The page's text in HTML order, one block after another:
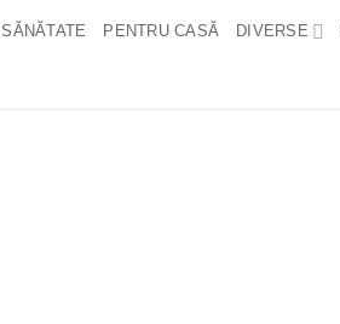
SĂNĂTATE PENTRU CASĂ DIVERSE